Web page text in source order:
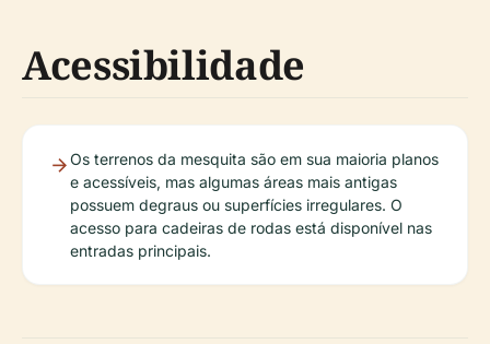
Acessibilidade
Os terrenos da mesquita são em sua maioria planos
e acessíveis, mas algumas áreas mais antigas
possuem degraus ou superfícies irregulares. O
acesso para cadeiras de rodas está disponível nas
entradas principais.